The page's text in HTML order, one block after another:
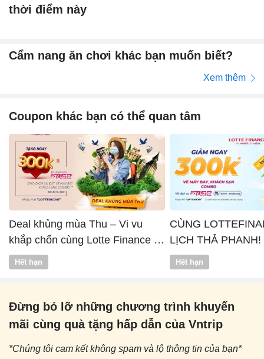
thời điểm này
Cẩm nang ăn chơi khác bạn muốn biết?
Xem thêm
Coupon khác bạn có thể quan tâm
Deal khủng mùa Thu – Vi vu
khắp chốn cùng Lotte Finance x
Vntrip
Hết hạn
CÙNG
LỊCH THẢ PHANH!
Hết hạn
Đừng bỏ lỡ những chương trình khuyến
mãi cùng quà tặng hấp dẫn của Vntrip
*Chúng tôi cam kết không spam và lộ thông tin của bạn*